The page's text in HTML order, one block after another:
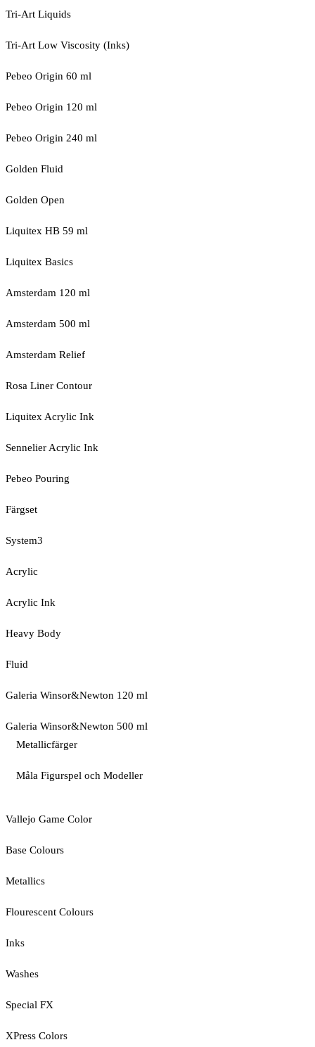
Tri-Art Liquids
Tri-Art Low Viscosity (Inks)
Pebeo Origin 60 ml
Pebeo Origin 120 ml
Pebeo Origin 240 ml
Golden Fluid
Golden Open
Liquitex HB 59 ml
Liquitex Basics
Amsterdam 120 ml
Amsterdam 500 ml
Amsterdam Relief
Rosa Liner Contour
Liquitex Acrylic Ink
Sennelier Acrylic Ink
Pebeo Pouring
Färgset
System3
Acrylic
Acrylic Ink
Heavy Body
Fluid
Galeria Winsor&Newton 120 ml
Galeria Winsor&Newton 500 ml
Metallicfärger
Måla Figurspel och Modeller
Vallejo Game Color
Base Colours
Metallics
Flourescent Colours
Inks
Washes
Special FX
XPress Colors